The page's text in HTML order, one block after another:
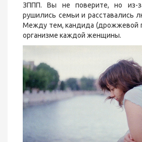
ЗППП. Вы не поверите, но из-
рушились семьи и расставались
Между тем, кандида (дрожжевой
организме каждой женщины.